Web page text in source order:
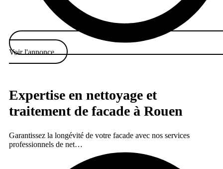
Voir l'annonce
Expertise en nettoyage et
traitement de facade à Rouen
Garantissez la longévité de votre facade avec nos services
professionnels de net…